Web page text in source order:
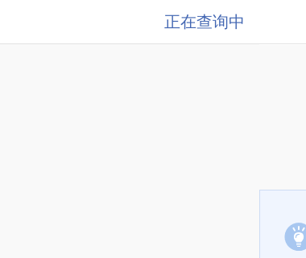
正在查询中